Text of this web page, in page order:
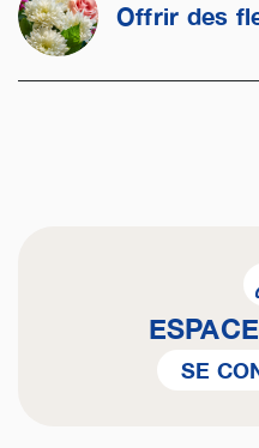
Offrir des
SE